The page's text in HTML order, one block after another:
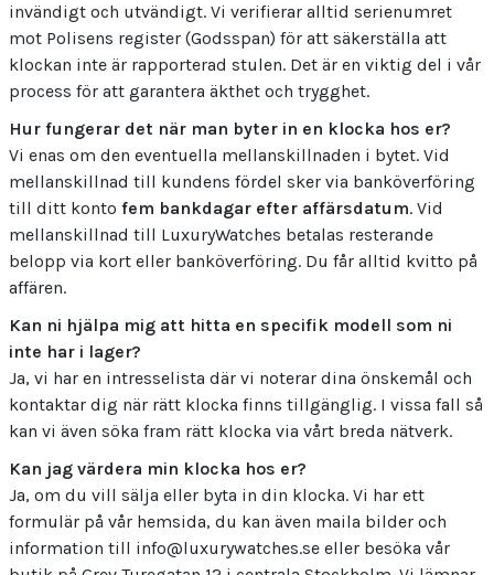
invändigt och utvändigt. Vi verifierar alltid serienumret
mot Polisens register (Godsspan) för att säkerställa att
klockan inte är rapporterad stulen. Det är en viktig del i vår
process för att garantera äkthet och trygghet.
Hur fungerar det när man byter in en klocka hos er?
Vi enas om den eventuella mellanskillnaden i bytet. Vid
mellanskillnad till kundens fördel sker via banköverföring
till ditt konto fem bankdagar efter affärsdatum. Vid
mellanskillnad till LuxuryWatches betalas resterande
belopp via kort eller banköverföring. Du får alltid kvitto på
affären.
Kan ni hjälpa mig att hitta en specifik modell som ni
inte har i lager?
Ja, vi har en intresselista där vi noterar dina önskemål och
kontaktar dig när rätt klocka finns tillgänglig. I vissa fall så
kan vi även söka fram rätt klocka via vårt breda nätverk.
Kan jag värdera min klocka hos er?
Ja, om du vill sälja eller byta in din klocka. Vi har ett
formulär på vår hemsida, du kan även maila bilder och
information till info@luxurywatches.se eller besöka vår